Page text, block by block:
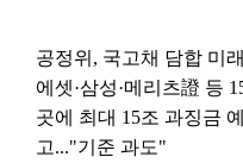
공정위, 국고채 담합 미래
에셋·삼성·메리츠證 등
곳에 최대 15조 과징금 예
고..."기준 과도"